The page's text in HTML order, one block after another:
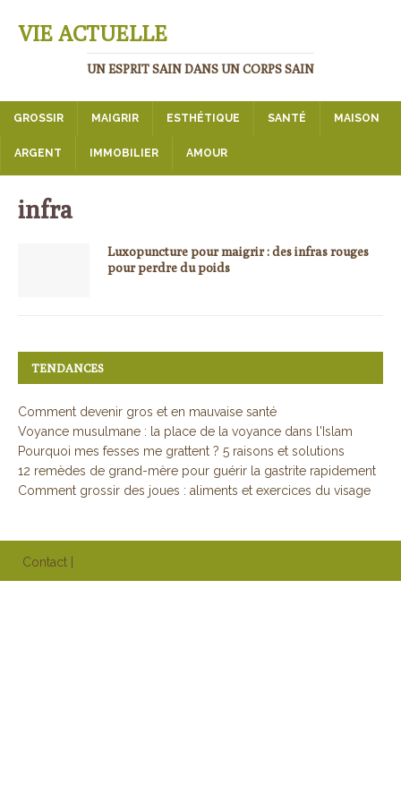
VIE ACTUELLE
UN ESPRIT SAIN DANS UN CORPS SAIN
GROSSIR MAIGRIR ESTHÉTIQUE SANTÉ MAISON
ARGENT IMMOBILIER AMOUR
infra
Luxopuncture pour maigrir : des infras rouges
pour perdre du poids
TENDANCES
Comment devenir gros et en mauvaise santé
Voyance musulmane : la place de la voyance dans l'Islam
Pourquoi mes fesses me grattent ? 5 raisons et solutions
12 remèdes de grand-mère pour guérir la gastrite rapidement
Comment grossir des joues : aliments et exercices du visage
Contact